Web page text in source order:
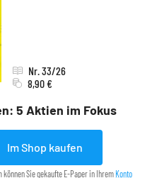
5 Aktien im Fokus
Nr. 33/26
8,90 €
Im Shop kaufen
können Sie gekaufte E-Paper in Ihrem Konto